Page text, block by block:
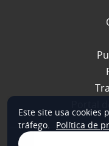
Este site usa cookies
tráfego.
Política de